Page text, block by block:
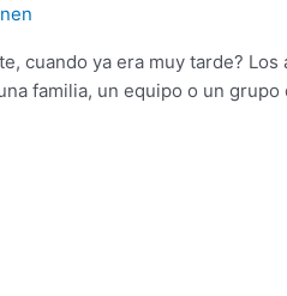
cuando ya era muy tarde?
familia, un equipo o un grupo